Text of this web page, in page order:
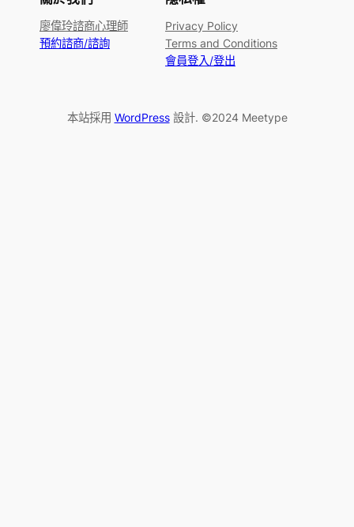
廖偉玲諮商心理師
預約諮商/諮詢
Privacy Policy
Terms and Conditions
會員登入/登出
本站採用 WordPress設計. ©2024 Meetype